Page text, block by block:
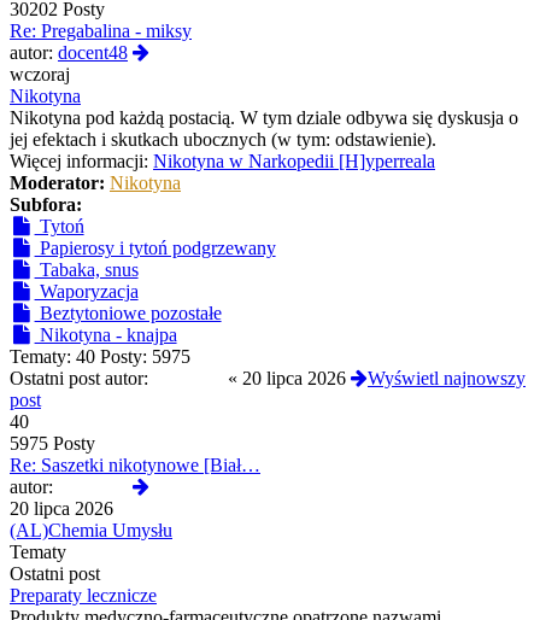
30202 Posty
Re: Pregabalina - miksy
autor: docent48
wczoraj
Nikotyna
Nikotyna pod każdą postacią. W tym dziale odbywa się dyskusja o
jej efektach i skutkach ubocznych (w tym: odstawienie).
Więcej informacji: Nikotyna w Narkopedii [H]yperreala
Moderator: Nikotyna
Subfora:
Tytoń
Papierosy i tytoń podgrzewany
Tabaka, snus
Waporyzacja
Beztytoniowe pozostałe
Nikotyna - knajpa
Tematy: 40 Posty: 5975
Ostatni post autor:
« 20 lipca 2026
Wyświetl najnowszy
post
40
5975 Posty
Re: Saszetki nikotynowe [Biał…
autor:
post
20 lipca 2026
(AL)Chemia Umysłu
Tematy
Ostatni post
Preparaty lecznicze